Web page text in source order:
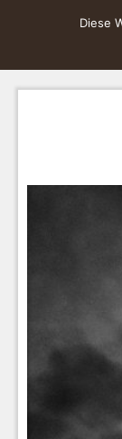
Diese